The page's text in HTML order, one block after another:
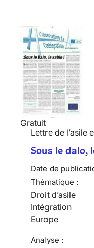
Gratuit
Lettre de l’asile
Sous le dalo,
Date de
Thématique :
Droit d’asile
Intégration
Europe
Analyse :